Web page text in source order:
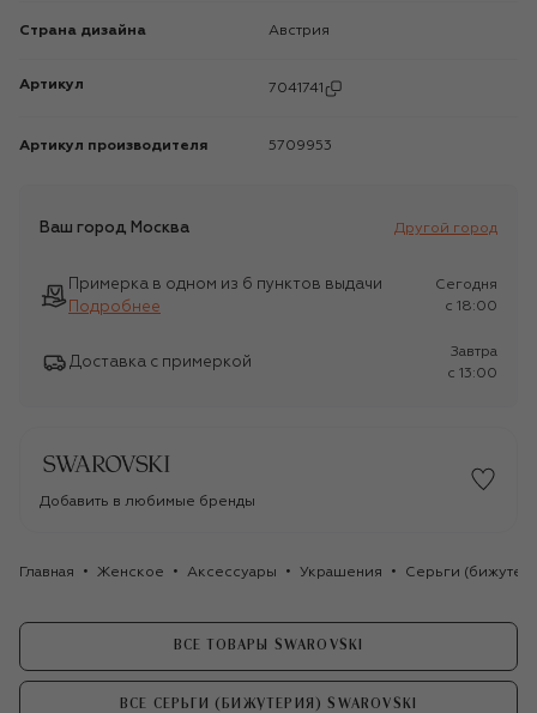
Страна дизайна Австрия
Артикул 7041741
Артикул производителя 5709953
Ваш город Москва Другой город
Примерка в одном из 6 пунктов выдачи
Подробнее
Сегодня
c 18:00
Доставка с примеркой
Завтра
c 13:00
Добавить в любимые бренды
Главная Женское Аксессуары Украшения Серьги
ВСЕ ТОВАРЫ SWAROVSKI
ВСЕ СЕРЬГИ (БИЖУТЕРИЯ) SWAROVSKI